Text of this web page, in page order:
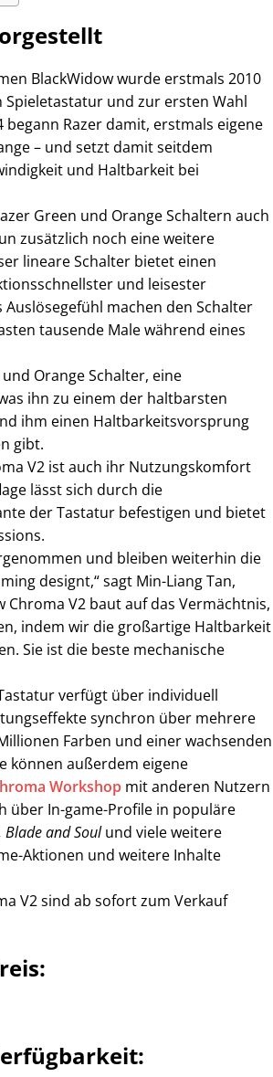
BlackWidow wurde erstmals 2010
und zur ersten Wahl
Razer damit, erstmals eigene
– und setzt damit seitdem
und Haltbarkeit bei
Green und Orange Schaltern auch
zusätzlich noch eine weitere
lineare Schalter bietet einen
und leisester
machen den Schalter
tausende Male während eines
Orange Schalter, eine
ihn zu einem der haltbarsten
ihm einen Haltbarkeitsvorsprung
gibt.
V2 ist auch ihr Nutzungskomfort
lässt sich durch die
der Tastatur befestigen und bietet
und bleiben weiterhin die
designt,“ sagt Min-Liang Tan,
Chroma V2 baut auf das Vermächtnis,
indem wir die großartige Haltbarkeit
Sie ist die beste mechanische
verfügt über individuell
synchron über mehrere
Farben und einer wachsenden
können außerdem eigene
Workshop mit anderen Nutzern
über In-game-Profile in populäre
Blade and Soulund viele weitere
Aktionen und weitere Inhalte
V2 sind ab sofort zum Verkauf